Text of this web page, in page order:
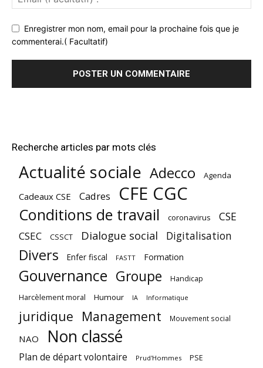
Enregistrer mon nom, email pour la prochaine fois que je
commenterai.( Facultatif)
Recherche articles par mots clés
Actualité sociale Adecco Agenda
Cadeaux CSE Cadres CFE CGC
Conditions de travail coronavirus CSE
CSEC CSSCT Dialogue social Digitalisation
Divers Enfer fiscal FASTT Formation
Gouvernance Groupe Handicap
Harcèlement moral Humour IA Informatique
juridique Management Mouvement social
NAO Non classé
Plan de départ volontaire Prud'Hommes PSE